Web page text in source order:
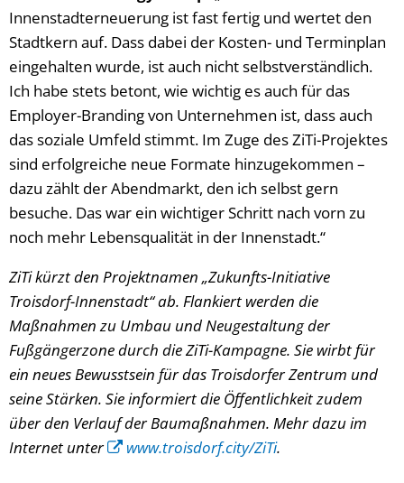
Innenstadterneuerung ist fast fertig und wertet den
Stadtkern auf. Dass dabei der Kosten- und Terminplan
eingehalten wurde, ist auch nicht selbstverständlich.
Ich habe stets betont, wie wichtig es auch für das
Employer-Branding von Unternehmen ist, dass auch
das soziale Umfeld stimmt. Im Zuge des ZiTi-Projektes
sind erfolgreiche neue Formate hinzugekommen –
dazu zählt der Abendmarkt, den ich selbst gern
besuche. Das war ein wichtiger Schritt nach vorn zu
noch mehr Lebensqualität in der Innenstadt.“
ZiTi kürzt den Projektnamen „Zukunfts-Initiative
Troisdorf-Innenstadt“ ab. Flankiert werden die
Maßnahmen zu Umbau und Neugestaltung der
Fußgängerzone durch die ZiTi-Kampagne. Sie wirbt für
ein neues Bewusstsein für das Troisdorfer Zentrum und
seine Stärken. Sie informiert die Öffentlichkeit zudem
über den Verlauf der Baumaßnahmen. Mehr dazu im
Internet unter
www.troisdorf.city/ZiTi.